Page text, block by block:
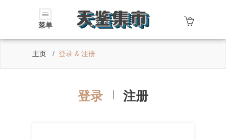
菜单
主页 登录 & 注册
登录 注册